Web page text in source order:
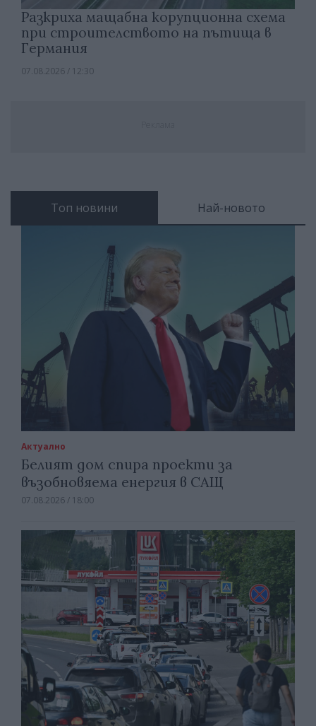
Разкриха мащабна корупционна схема
при строителството на пътища в
Германия
07.08.2026 / 12:30
Топ новини Най-новото
Актуално
Белият дом спира проекти за
възобновяема енергия в САЩ
07.08.2026 / 18:00